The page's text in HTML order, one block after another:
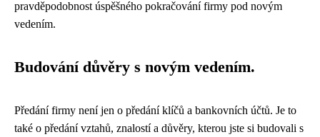
pravděpodobnost úspěšného pokračování firmy pod novým
vedením.
Budování důvěry s novým vedením.
Předání firmy není jen o předání klíčů a bankovních účtů. Je to
také o předání vztahů, znalostí a důvěry, kterou jste si budovali s